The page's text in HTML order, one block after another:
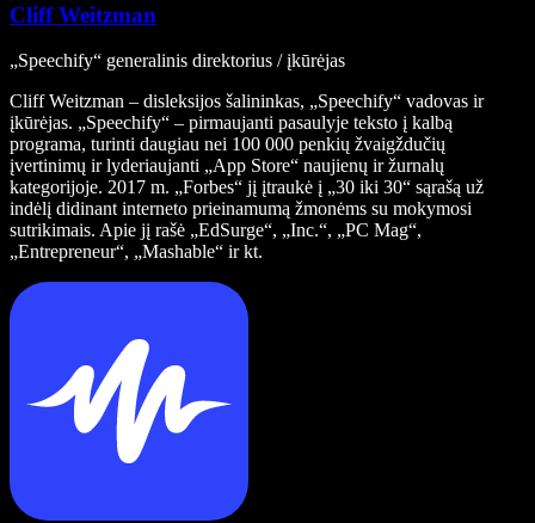
Cliff Weitzman
„Speechify“ generalinis direktorius / įkūrėjas
Cliff Weitzman – disleksijos šalininkas, „Speechify“ vadovas ir
įkūrėjas. „Speechify“ – pirmaujanti pasaulyje teksto į kalbą
programa, turinti daugiau nei 100 000 penkių žvaigždučių
įvertinimų ir lyderiaujanti „App Store“ naujienų ir žurnalų
kategorijoje. 2017 m. „Forbes“ jį įtraukė į „30 iki 30“ sąrašą už
indėlį didinant interneto prieinamumą žmonėms su mokymosi
sutrikimais. Apie jį rašė „EdSurge“, „Inc.“, „PC Mag“,
„Entrepreneur“, „Mashable“ ir kt.